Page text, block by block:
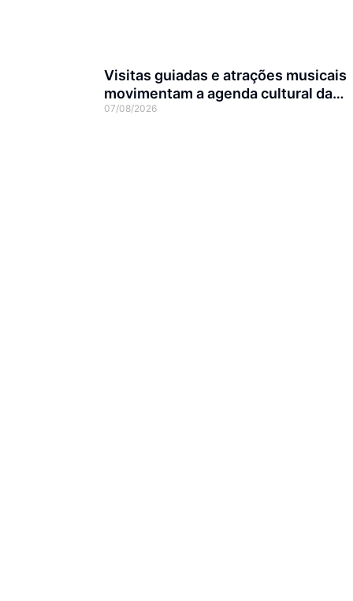
Visitas guiadas e atrações musicais
movimentam a agenda cultural da
semana em Joinville
07/08/2026